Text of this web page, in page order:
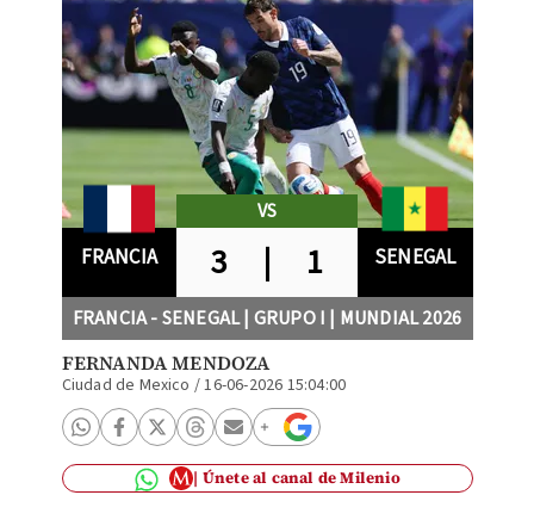
VS
FRANCIA 3 | 1 SENEGAL
FRANCIA - SENEGAL | GRUPO I | MUNDIAL 2026
FERNANDA MENDOZA
Ciudad de Mexico /16-06-2026 15:04:00
Únete al canal de Milenio